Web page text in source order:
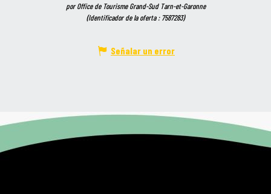
por Office de Tourisme Grand-Sud Tarn-et-Garonne
(Identificador de la oferta : 7587283)
Señalar un error